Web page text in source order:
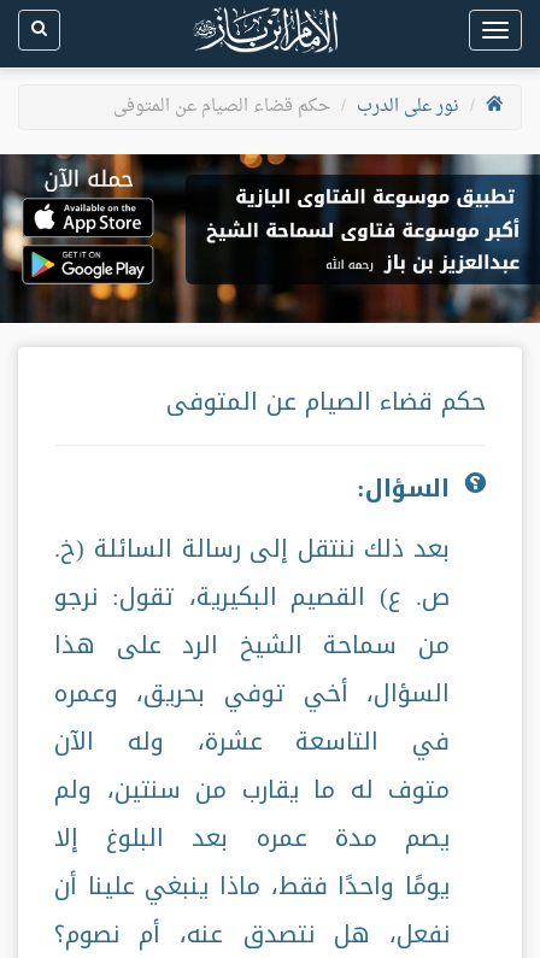
Toggle
navigation
نور على الدرب
حكم قضاء الصيام عن المتوفى
حكم قضاء الصيام عن المتوفى
السؤال:
بعد ذلك ننتقل إلى رسالة السائلة (خ.
ص. ع) القصيم البكيرية، تقول: نرجو
من سماحة الشيخ الرد على هذا
السؤال، أخي توفي بحريق، وعمره
في التاسعة عشرة، وله الآن
متوف له ما يقارب من سنتين، ولم
يصم مدة عمره بعد البلوغ إلا
يومًا واحدًا فقط، ماذا ينبغي علينا أن
نفعل، هل نتصدق عنه، أم نصوم؟